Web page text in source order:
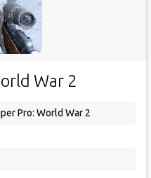
War 2
Pro: World War 2